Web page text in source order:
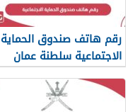
رقم هاتف صندوق الحماية
الاجتماعية سلطنة عمان